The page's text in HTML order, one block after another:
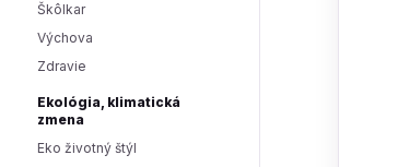
Škôlkar
Výchova
Zdravie
Ekológia, klimatická
zmena
Eko životný štýl